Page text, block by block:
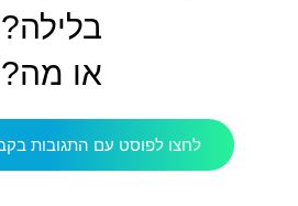
בלילה?
או מה?
לחצו לפוסט עם התגובות